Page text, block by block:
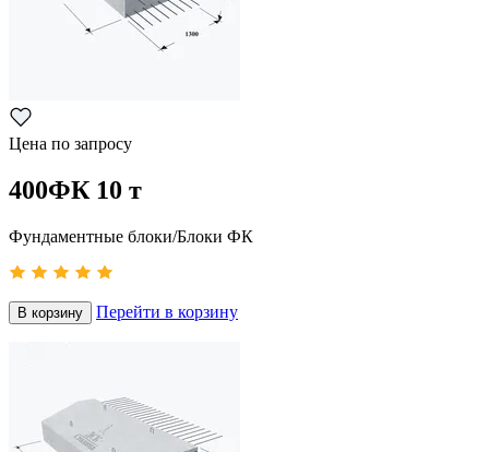
Цена по запросу
400ФК 10 т
Фундаментные блоки/Блоки ФК
В корзину Перейти в корзину